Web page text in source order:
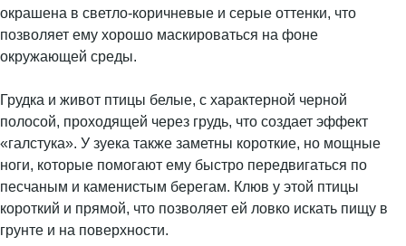
окрашена в светло-коричневые и серые оттенки, что
позволяет ему хорошо маскироваться на фоне
окружающей среды.
Грудка и живот птицы белые, с характерной черной
полосой, проходящей через грудь, что создает эффект
«галстука». У зуека также заметны короткие, но мощные
ноги, которые помогают ему быстро передвигаться по
песчаным и каменистым берегам. Клюв у этой птицы
короткий и прямой, что позволяет ей ловко искать пищу в
грунте и на поверхности.